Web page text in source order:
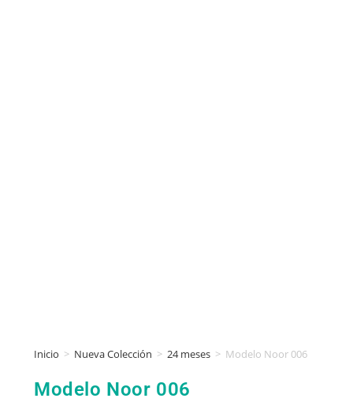
Inicio > Nueva Colección > 24 meses > Modelo Noor 006
Modelo Noor 006